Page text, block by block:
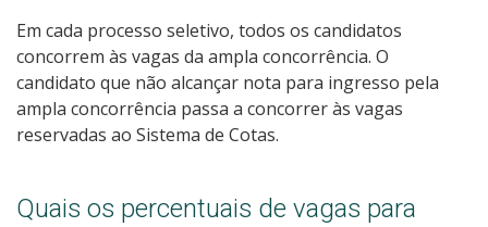
Em cada processo seletivo, todos os candidatos
concorrem às vagas da ampla concorrência. O
candidato que não alcançar nota para ingresso pela
ampla concorrência passa a concorrer às vagas
reservadas ao Sistema de Cotas.
Quais os percentuais de vagas para